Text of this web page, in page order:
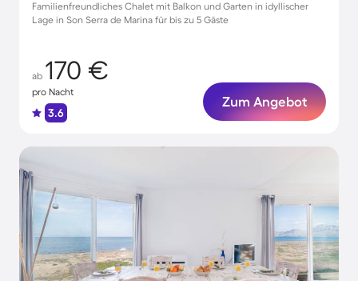
Familienfreundliches Chalet mit Balkon und Garten in idyllischer
Lage in Son Serra de Marina für bis zu 5 Gäste
ab 170 €
pro Nacht
3.6
Zum Angebot